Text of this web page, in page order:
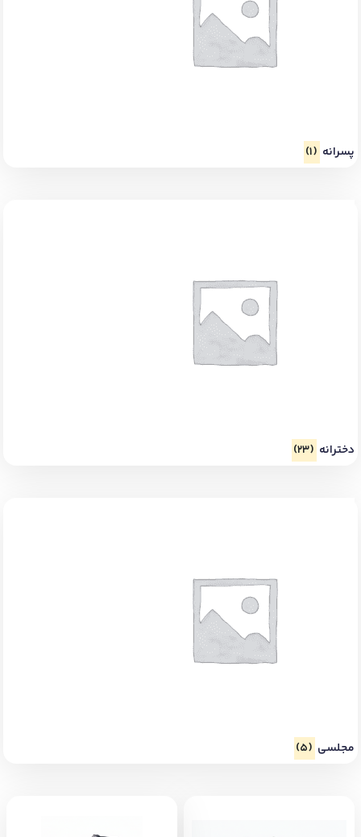
پسرانه (1)
دخترانه (23)
مجلسی (5)